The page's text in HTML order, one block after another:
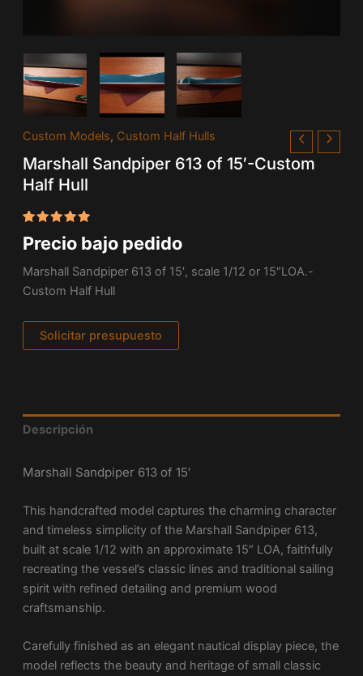
Custom Models, Custom Half Hulls
Marshall Sandpiper 613 of 15′-Custom
Half Hull
Valorado
con5.00
base a
1
valoración
de un
Precio bajo pedido
Marshall Sandpiper 613 of 15′, scale 1/12 or 15″LOA.-
Custom Half Hull
Solicitar presupuesto
Descripción
Marshall Sandpiper 613 of 15′
This handcrafted model captures the charming character
and timeless simplicity of the Marshall Sandpiper 613,
built at scale 1/12 with an approximate 15″ LOA, faithfully
recreating the vessel’s classic lines and traditional sailing
spirit with refined detailing and premium wood
craftsmanship.
Carefully finished as an elegant nautical display piece, the
model reflects the beauty and heritage of small classic